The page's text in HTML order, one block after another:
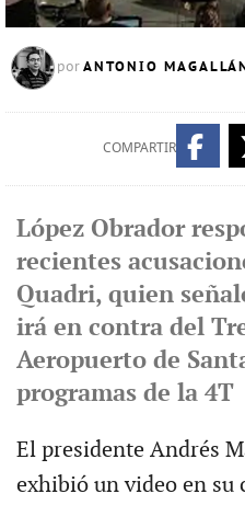
por ANTONIO
COMPARTIR
López Obrador
recientes
Quadri, quien
irá en contra del
Aeropuerto de
programas de la 4T
El presidente Andrés
exhibió un video en su